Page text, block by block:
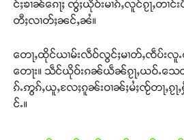
င်ႈၶၢၼ်ၵေႃႈ ၸွႆႈယိုဝ်းမၢၵ်ႇလူင်ၵႂႃႇတၢ
တီႈလၢတ်ႈၼင်ႇၼႆ။
တေႃႇထိုင်ယၢမ်းလဵဝ်လွင်ႈမၢတ်ႇၸဵပ်းလူ
တေႃး။ သဵင်ယိုဝ်းၵၼ်ယဵၼ်ၵႂႃႇယဝ်ႉသေ
ၵ်ႉဢွၵ်ႇယူႇလႄႈၵူၼ်းဝၢၼ်ႈမႆႈၸႂ်တႃႇၵႂ
င်ႉ။